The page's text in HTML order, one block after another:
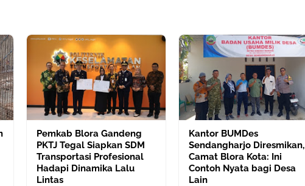
Pemkab Blora Gandeng
PKTJ Tegal Siapkan SDM
Transportasi Profesional
Hadapi Dinamika Lalu
Lintas
Kantor BUMDes
Sendangharjo Diresmikan,
Camat Blora Kota: Ini
Contoh Nyata bagi Desa
Lain